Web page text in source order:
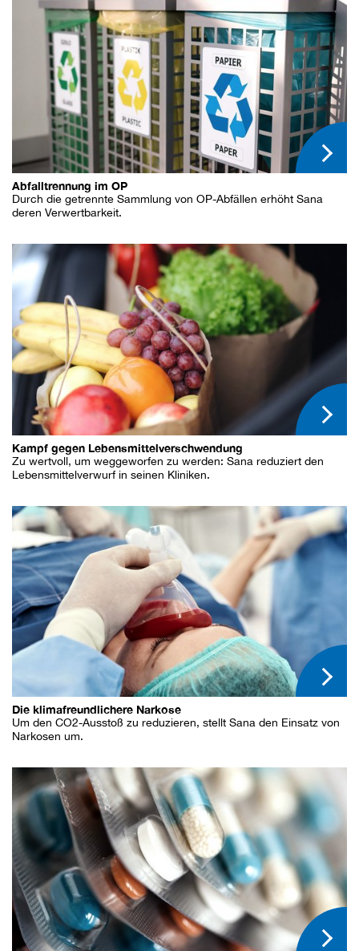
Abfalltrennung im OP
Durch die getrennte Sammlung von OP-Abfällen erhöht Sana
deren Verwertbarkeit.
Kampf gegen Lebensmittelverschwendung
Zu wertvoll, um weggeworfen zu werden: Sana reduziert den
Lebensmittelverwurf in seinen Kliniken.
Die klimafreundlichere Narkose
Um den CO2-Ausstoß zu reduzieren, stellt Sana den Einsatz von
Narkosen um.